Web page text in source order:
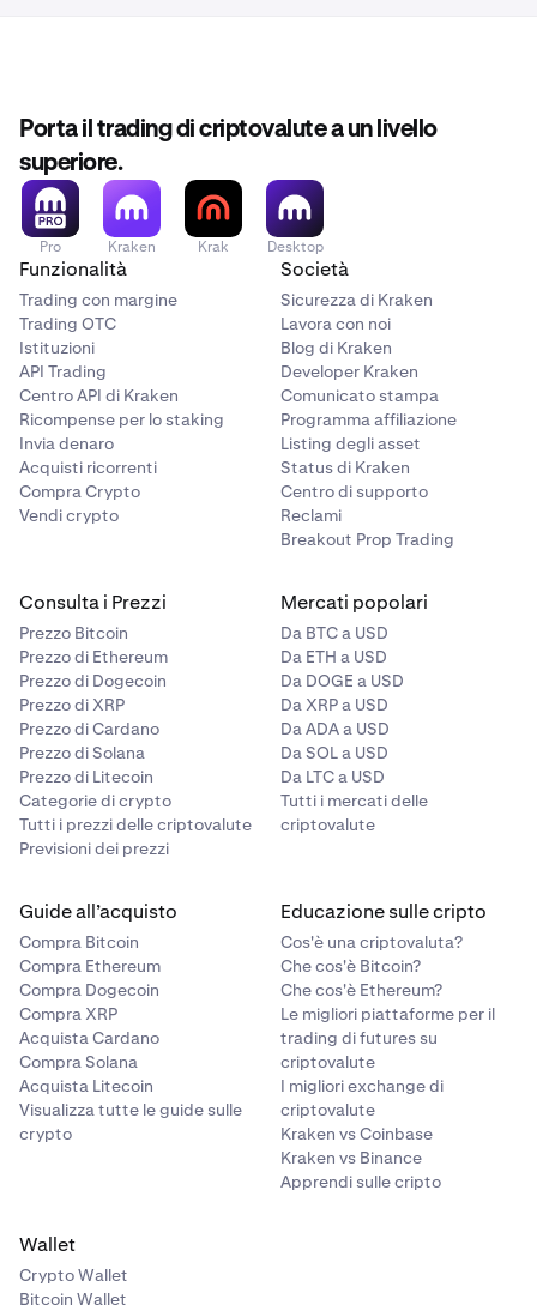
Porta il trading di criptovalute a un livello
superiore.
Pro Kraken Krak Desktop
Funzionalità
Trading con margine
Trading OTC
Istituzioni
API Trading
Centro API di Kraken
Ricompense per lo staking
Invia denaro
Acquisti ricorrenti
Compra Crypto
Vendi crypto
Società
Sicurezza di Kraken
Lavora con noi
Blog di Kraken
Developer Kraken
Comunicato stampa
Programma affiliazione
Listing degli asset
Status di Kraken
Centro di supporto
Reclami
Breakout Prop Trading
Consulta i Prezzi
Prezzo Bitcoin
Prezzo di Ethereum
Prezzo di Dogecoin
Prezzo di XRP
Prezzo di Cardano
Prezzo di Solana
Prezzo di Litecoin
Categorie di crypto
Tutti i prezzi delle criptovalute
Previsioni dei prezzi
Mercati popolari
Da BTC a USD
Da ETH a USD
Da DOGE a USD
Da XRP a USD
Da ADA a USD
Da SOL a USD
Da LTC a USD
Tutti i mercati delle
criptovalute
Guide all’acquisto
Compra Bitcoin
Compra Ethereum
Compra Dogecoin
Compra XRP
Acquista Cardano
Compra Solana
Acquista Litecoin
Visualizza tutte le guide sulle
crypto
Educazione sulle cripto
Cos'è una criptovaluta?
Che cos'è Bitcoin?
Che cos'è Ethereum?
Le migliori piattaforme per il
trading di futures su
criptovalute
I migliori exchange di
criptovalute
Kraken vs Coinbase
Kraken vs Binance
Apprendi sulle cripto
Wallet
Crypto Wallet
Bitcoin Wallet